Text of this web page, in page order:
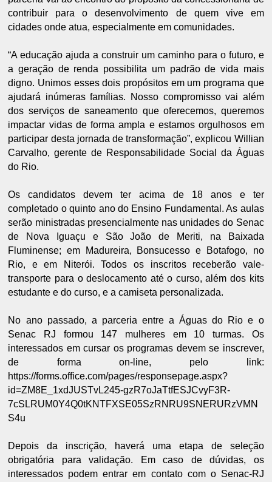
contribuir para o desenvolvimento de quem vive em
cidades onde atua, especialmente em comunidades.
“A educação ajuda a construir um caminho para o futuro, e
a geração de renda possibilita um padrão de vida mais
digno. Unimos esses dois propósitos em um programa que
ajudará inúmeras famílias. Nosso compromisso vai além
dos serviços de saneamento que oferecemos, queremos
impactar vidas de forma ampla e estamos orgulhosos em
participar desta jornada de transformação”, explicou Willian
Carvalho, gerente de Responsabilidade Social da Águas
do Rio.
Os candidatos devem ter acima de 18 anos e ter
completado o quinto ano do Ensino Fundamental. As aulas
serão ministradas presencialmente nas unidades do Senac
de Nova Iguaçu e São João de Meriti, na Baixada
Fluminense; em Madureira, Bonsucesso e Botafogo, no
Rio, e em Niterói. Todos os inscritos receberão vale-
transporte para o deslocamento até o curso, além dos kits
estudante e do curso, e a camiseta personalizada.
No ano passado, a parceria entre a Águas do Rio e o
Senac RJ formou 147 mulheres em 10 turmas. Os
interessados em cursar os programas devem se inscrever,
de forma on-line, pelo link:
https://forms.office.com/pages/responsepage.aspx?
id=ZM8E_1xdJUSTvL245-gzR7oJaTtfESJCvyF3R-
7cSLRUM0Y4Q0tKNTFXSE05SzRNRU9SNERURzVMN
S4u
Depois da inscrição, haverá uma etapa de seleção
obrigatória para validação. Em caso de dúvidas, os
interessados podem entrar em contato com o Senac-RJ